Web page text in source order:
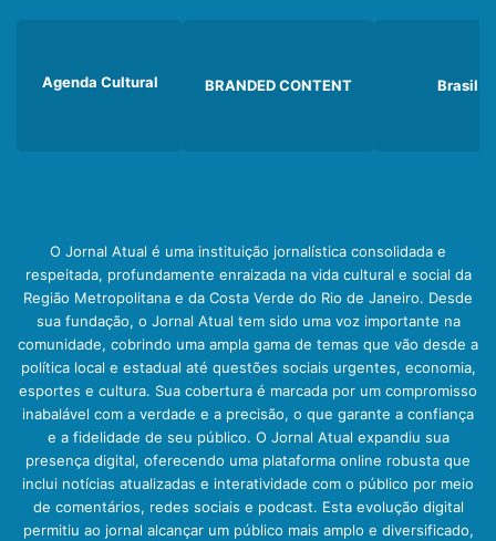
Agenda Cultural BRANDED CONTENT Brasil
O Jornal Atual é uma instituição jornalística consolidada e
respeitada, profundamente enraizada na vida cultural e social da
Região Metropolitana e da Costa Verde do Rio de Janeiro. Desde
sua fundação, o Jornal Atual tem sido uma voz importante na
comunidade, cobrindo uma ampla gama de temas que vão desde a
política local e estadual até questões sociais urgentes, economia,
esportes e cultura. Sua cobertura é marcada por um compromisso
inabalável com a verdade e a precisão, o que garante a confiança
e a fidelidade de seu público. O Jornal Atual expandiu sua
presença digital, oferecendo uma plataforma online robusta que
inclui notícias atualizadas e interatividade com o público por meio
de comentários, redes sociais e podcast. Esta evolução digital
permitiu ao jornal alcançar um público mais amplo e diversificado,